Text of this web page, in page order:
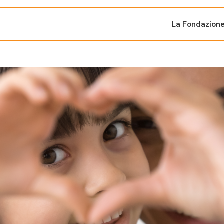
La Fondazione
sostenuti
un progetto
dal Sud
Bandi e iniziative
Bandi
Fondazioni di
Area Stampa
Sala Stampa
Eventi Press tour